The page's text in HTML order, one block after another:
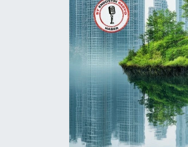
Endüstri 4.0 Uygulamaları
Ağır Sanayi Çözümleri